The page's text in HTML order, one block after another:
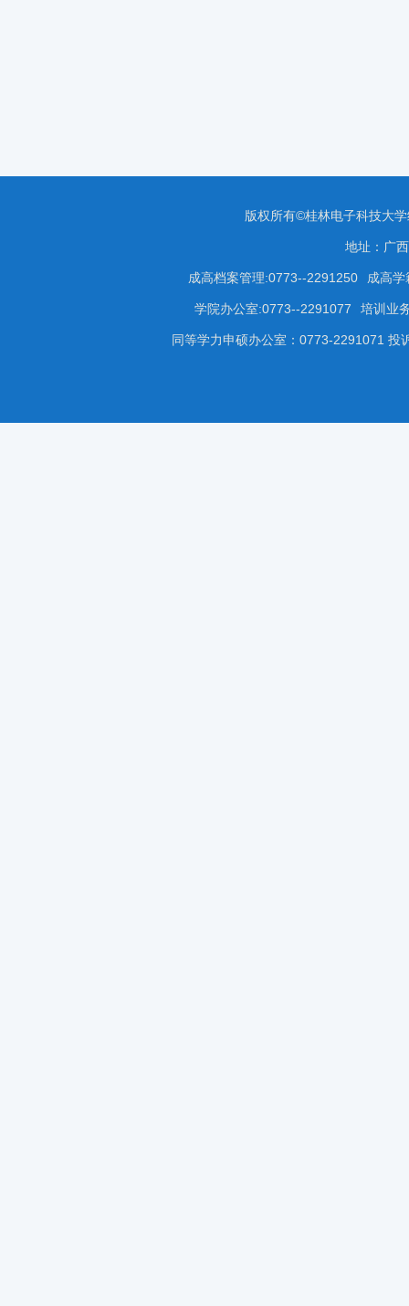
版权所有©桂林电子科技大
地址：广
成高档案管理:0773--2291250 成高
学院办公室:0773--2291077 培训业
同等学力申硕办公室：0773-2291071